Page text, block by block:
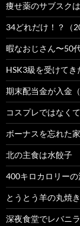
痩せ薬のサブスク
34どれだけ！？（
暇なおじさん〜50
HSK3級を受けて
期末配当金が入金
コスプレではなく
ボーナスを忘れた
北の主食は水餃子
400キロカロリー
とうとう羊の丸焼き
深夜食堂でレバニラ